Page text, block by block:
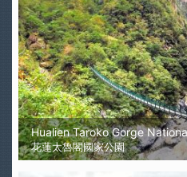
Hualien Taroko Gorge
花蓮太魯閣國家公園